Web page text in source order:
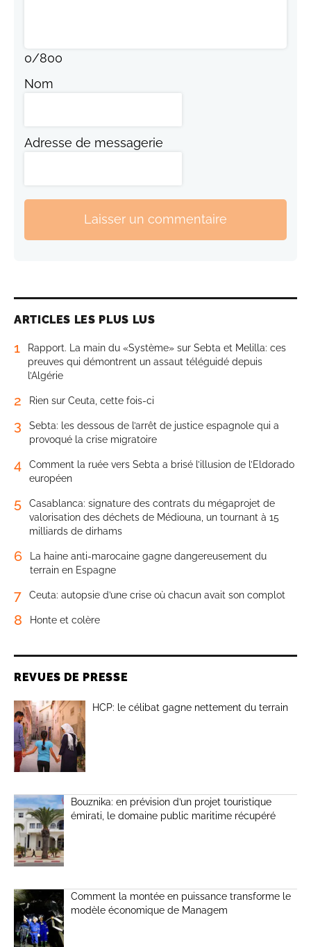
0/800
Nom
Adresse de messagerie
Laisser un commentaire
ARTICLES LES PLUS LUS
1
Rapport. La main du «Système» sur Sebta et Melilla: ces
preuves qui démontrent un assaut téléguidé depuis
l’Algérie
2 Rien sur Ceuta, cette fois-ci
3
Sebta: les dessous de l’arrêt de justice espagnole qui a
provoqué la crise migratoire
4
Comment la ruée vers Sebta a brisé l’illusion de l’Eldorado
européen
5
Casablanca: signature des contrats du mégaprojet de
valorisation des déchets de Médiouna, un tournant à 15
milliards de dirhams
6
La haine anti-marocaine gagne dangereusement du
terrain en Espagne
7 Ceuta: autopsie d’une crise où chacun avait son complot
8 Honte et colère
REVUES DE PRESSE
HCP: le célibat gagne nettement du terrain
Bouznika: en prévision d’un projet touristique
émirati, le domaine public maritime récupéré
Comment la montée en puissance transforme le
modèle économique de Managem